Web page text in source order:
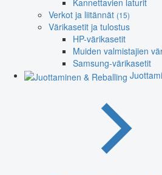
Kannettavien laturit
Verkot ja liitännät (15)
Värikasetit ja tulostus
HP-värikasetit
Muiden valmistajien
Samsung-värikasetit